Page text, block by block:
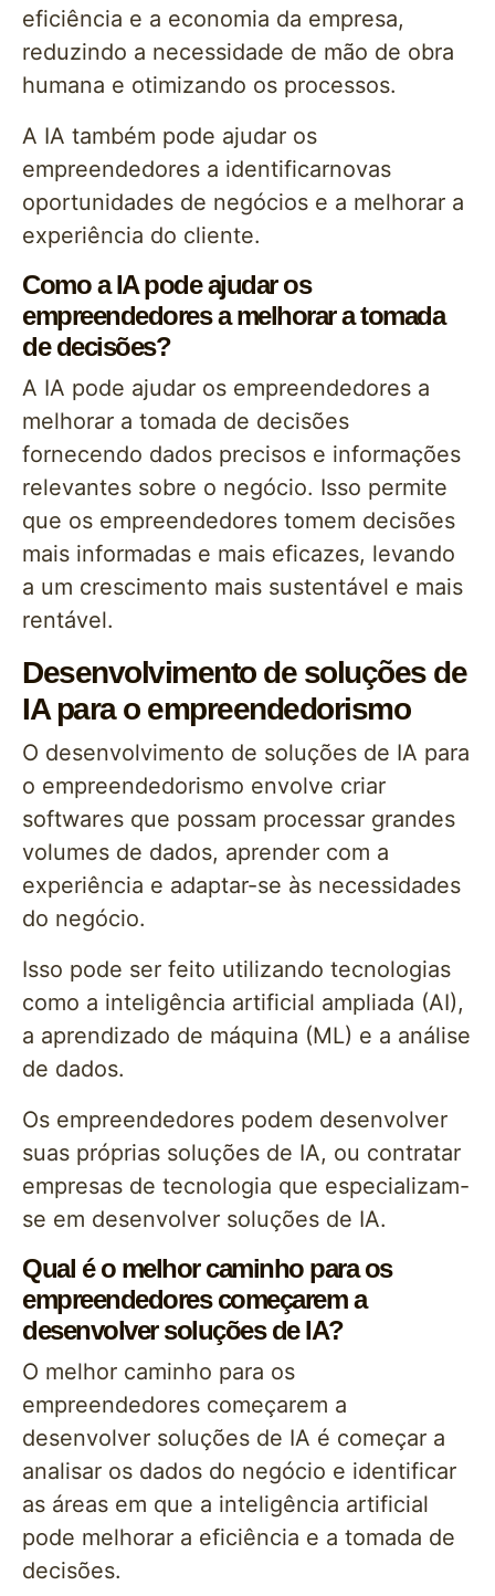
eficiência e a economia da empresa,
reduzindo a necessidade de mão de obra
humana e otimizando os processos.
A IA também pode ajudar os
empreendedores a identificarnovas
oportunidades de negócios e a melhorar a
experiência do cliente.
Como a IA pode ajudar os
empreendedores a melhorar a tomada
de decisões?
A IA pode ajudar os empreendedores a
melhorar a tomada de decisões
fornecendo dados precisos e informações
relevantes sobre o negócio. Isso permite
que os empreendedores tomem decisões
mais informadas e mais eficazes, levando
a um crescimento mais sustentável e mais
rentável.
Desenvolvimento de soluções de
IA para o empreendedorismo
O desenvolvimento de soluções de IA para
o empreendedorismo envolve criar
softwares que possam processar grandes
volumes de dados, aprender com a
experiência e adaptar-se às necessidades
do negócio.
Isso pode ser feito utilizando tecnologias
como a inteligência artificial ampliada (AI),
a aprendizado de máquina (ML) e a análise
de dados.
Os empreendedores podem desenvolver
suas próprias soluções de IA, ou contratar
empresas de tecnologia que especializam-
se em desenvolver soluções de IA.
Qual é o melhor caminho para os
empreendedores começarem a
desenvolver soluções de IA?
O melhor caminho para os
empreendedores começarem a
desenvolver soluções de IA é começar a
analisar os dados do negócio e identificar
as áreas em que a inteligência artificial
pode melhorar a eficiência e a tomada de
decisões.